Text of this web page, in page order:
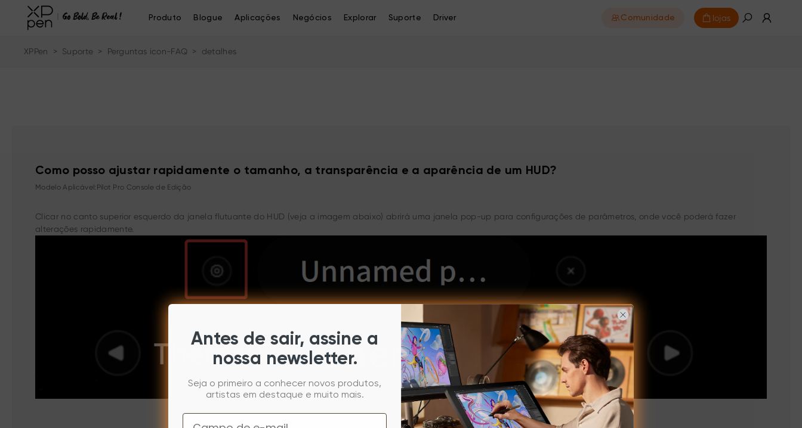
Produto Blogue Aplicações Negócios Explorar Suporte Driver Comunidade lojas
XPPen > Suporte > Perguntas icon-FAQ > detalhes
Como posso ajustar rapidamente o tamanho, a transparência e a aparência de um HUD?
Modelo Aplicável:Pilot Pro Console de Edição
Clicar no canto superior esquerdo da janela flutuante do HUD (veja a imagem abaixo) abrirá uma janela pop-up para configurações de parâmetros, onde você poderá fazer
alterações rapidamente.
Antes de sair, assine a
nossa newsletter.
Seja o primeiro a conhecer novos produtos,
artistas em destaque e muito mais.
Email